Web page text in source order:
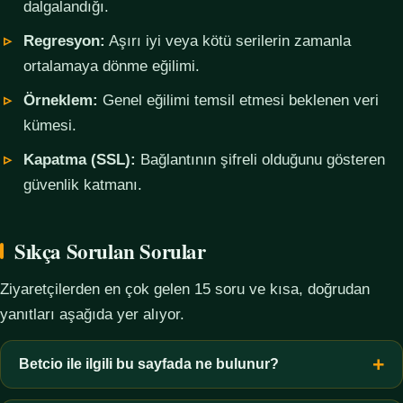
dalgalandığı.
Regresyon: Aşırı iyi veya kötü serilerin zamanla
ortalamaya dönme eğilimi.
Örneklem: Genel eğilimi temsil etmesi beklenen veri
kümesi.
Kapatma (SSL): Bağlantının şifreli olduğunu gösteren
güvenlik katmanı.
Sıkça Sorulan Sorular
Ziyaretçilerden en çok gelen 15 soru ve kısa, doğrudan
yanıtları aşağıda yer alıyor.
Betcio ile ilgili bu sayfada ne bulunur?
Bu sayfada yalnızca kavramsal bilgi, terim açıklamaları, veri